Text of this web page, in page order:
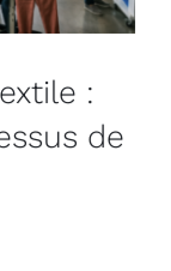
:
de